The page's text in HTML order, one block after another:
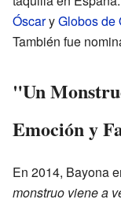
ÓscaryGlobos de
También fue
"Un
Emoción y
En 2014, Bayona
monstruo viene a